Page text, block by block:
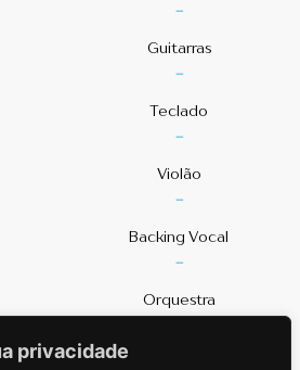
privacidade
-
Guitarras
-
Teclado
-
Violão
-
⁠Backing Vocal
-
Orquestra